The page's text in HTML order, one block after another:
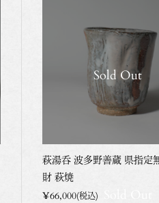
Sold Out
萩湯呑 波多野善蔵 県指定
財 萩焼
¥66,000(税込)